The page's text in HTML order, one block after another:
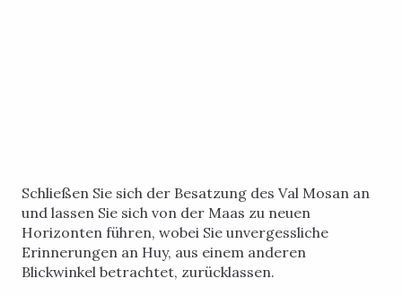
Schließen Sie sich der Besatzung des Val Mosan an
und lassen Sie sich von der Maas zu neuen
Horizonten führen, wobei Sie unvergessliche
Erinnerungen an Huy, aus einem anderen
Blickwinkel betrachtet, zurücklassen.